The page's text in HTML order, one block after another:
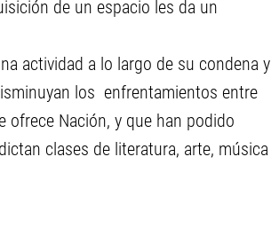
de un espacio les da un
actividad a lo largo de su condena y
los enfrentamientos entre
ofrece Nación, y que han podido
clases de literatura, arte, música